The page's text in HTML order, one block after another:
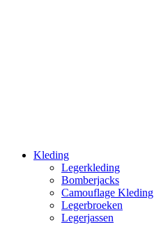
Kleding
Legerkleding
Bomberjacks
Camouflage Kleding
Legerbroeken
Legerjassen